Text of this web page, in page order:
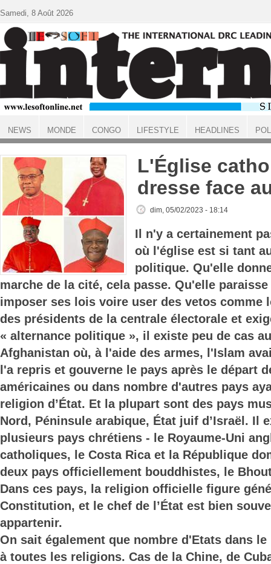
ACCUEIL
L'Église
dresse face
dim, 05/02/2023 - 18:14
Il n'y a certainement
où l'église est si tant
politique. Qu'elle
marche de la cité, cela passe. Qu'elle
imposer ses lois voire user des vetos comme
des présidents de la centrale électorale et
« alternance politique », il existe peu de cas
Afghanistan où, à l'aide des armes, l'Islam
l'a repris et gouverne le pays après le départ
américaines ou dans nombre d'autres pays
religion d’État. Et la plupart sont des pays
Nord, Péninsule arabique, État juif d’Israël. Il
plusieurs pays chrétiens - le Royaume-Uni
catholiques, le Costa Rica et la République
deux pays officiellement bouddhistes, le
Dans ces pays, la religion officielle figure
Constitution, et le chef de l’État est bien
appartenir.
On sait également que nombre d'Etats dans
à toutes les religions. Cas de la Chine, de
Samedi, 8 Août 2026
NEWS MONDE CONGO LIFESTYLE HEADLINES